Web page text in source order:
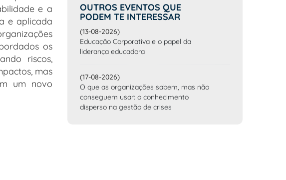
e a
e aplicada
os
riscos,
mas
um novo
OUTROS EVENTOS QUE
PODEM TE INTERESSAR
(13-08-2026)
Educação Corporativa e o papel da
liderança educadora
(17-08-2026)
O que as organizações sabem, mas não
conseguem usar: o conhecimento
disperso na gestão de crises